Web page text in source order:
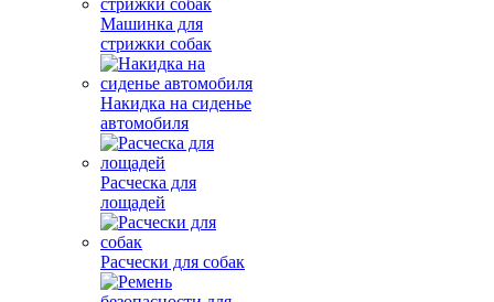
Машинка для
стрижки собак
Накидка на сиденье
автомобиля
Расческа для
лощадей
Расчески для собак